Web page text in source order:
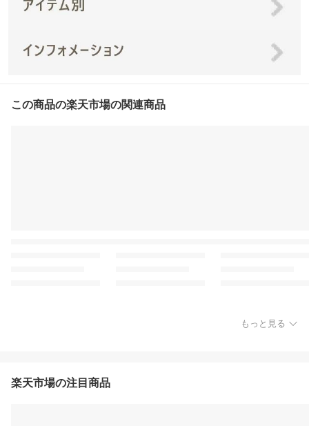
この商品の楽天市場の関連商品
もっと見る
楽天市場の注目商品